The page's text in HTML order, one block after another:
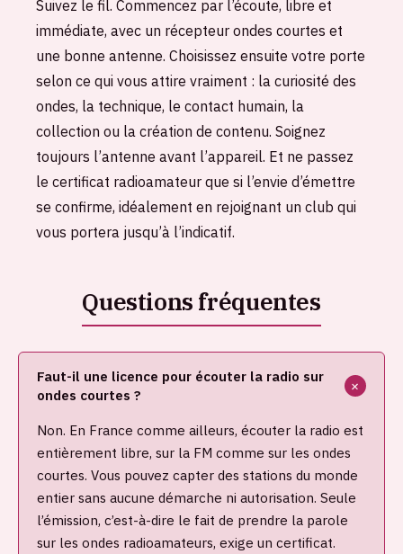
Suivez le fil. Commencez par l’écoute, libre et
immédiate, avec un récepteur ondes courtes et
une bonne antenne. Choisissez ensuite votre porte
selon ce qui vous attire vraiment : la curiosité des
ondes, la technique, le contact humain, la
collection ou la création de contenu. Soignez
toujours l’antenne avant l’appareil. Et ne passez
le certificat radioamateur que si l’envie d’émettre
se confirme, idéalement en rejoignant un club qui
vous portera jusqu’à l’indicatif.
Faut-il une licence pour écouter la radio sur
ondes courtes ?
Non. En France comme ailleurs, écouter la radio est
entièrement libre, sur la FM comme sur les ondes
courtes. Vous pouvez capter des stations du monde
entier sans aucune démarche ni autorisation. Seule
l’émission, c’est-à-dire le fait de prendre la parole
sur les ondes radioamateurs, exige un certificat.